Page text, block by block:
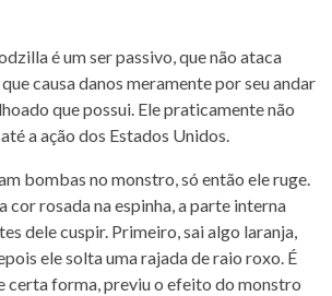
é um ser passivo, que não ataca
causa danos meramente por seu andar
que possui. Ele praticamente não
a ação dos Estados Unidos.
bombas no monstro, só então ele ruge.
cor rosada na espinha, a parte interna
dele cuspir. Primeiro, sai algo laranja,
ele solta uma rajada de raio roxo. É
certa forma, previu o efeito do monstro